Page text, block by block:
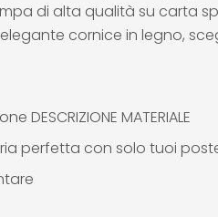
di alta qualità su carta
cornice in legno,
MATERIALE
perfetta con solo tuoi